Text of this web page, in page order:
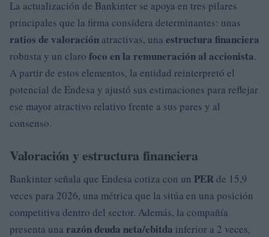
La actualización de Bankinter se apoya en tres pilares
principales que la firma considera determinantes: unas
ratios de valoración atractivas, una estructura financiera
robusta y un claro foco en la remuneración al accionista.
A partir de estos elementos, la entidad reinterpretó el
potencial de Endesa y ajustó sus estimaciones para reflejar
ese mayor atractivo relativo frente a sus pares y al
consenso.
Valoración y estructura financiera
Bankinter señala que Endesa cotiza con un PERde 15,9
veces para 2026, una métrica que la sitúa en una posición
competitiva dentro del sector. Además, la compañía
presenta una razón deuda neta/ebitda inferior a 2 veces,